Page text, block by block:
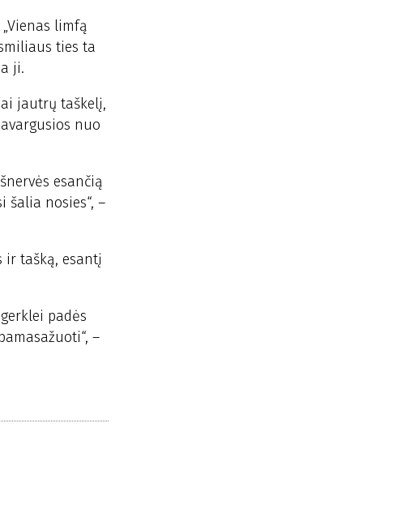
limfą
ties ta
ji.
jautrų taškelį,
nuo
esančią
nosies“, –
ir tašką, esantį
padės
–